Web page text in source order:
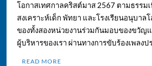
โอกาสเทศกาลคริสต์มาส 2567 ตามธรรม
สงเคราะห์เด็ก พัทยา และโรงเรียนอนุบา
ของทั้งสองหน่วยงานร่วมกันมอบของขวัญ
ผู้บริหารของเรา ผ่านทางการขับร้องเพลง
READ MORE